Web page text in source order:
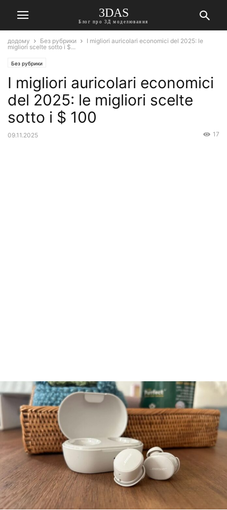
3DAS
Блог про 3Д моделювання
додому Без рубрики
I migliori auricolari economici del 2025: le
migliori scelte sotto i $...
Без рубрики
I migliori auricolari economici
del 2025: le migliori scelte
sotto i $ 100
09.11.2025 17